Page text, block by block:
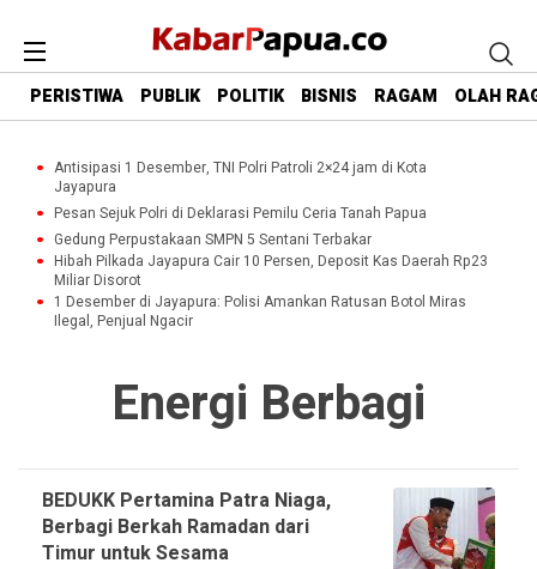
PERISTIWA PUBLIK POLITIK BISNIS RAGAM OLAH
Antisipasi 1 Desember, TNI Polri Patroli 2×24 jam di Kota
Jayapura
Pesan Sejuk Polri di Deklarasi Pemilu Ceria Tanah Papua
Gedung Perpustakaan SMPN 5 Sentani Terbakar
Hibah Pilkada Jayapura Cair 10 Persen, Deposit Kas Daerah Rp23
Miliar Disorot
1 Desember di Jayapura: Polisi Amankan Ratusan Botol Miras
Ilegal, Penjual Ngacir
Energi Berbagi
BEDUKK Pertamina Patra Niaga,
Berbagi Berkah Ramadan dari
Timur untuk Sesama